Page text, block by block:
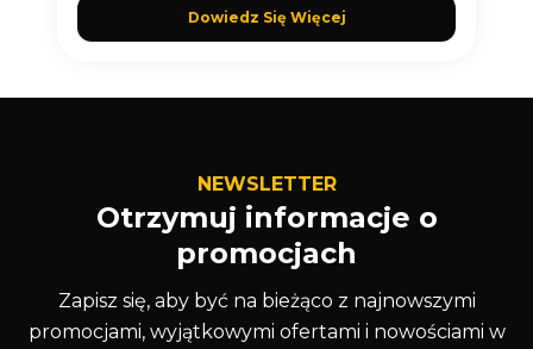
Dowiedz Się Więcej
NEWSLETTER
Otrzymuj informacje o
promocjach
Zapisz się, aby być na bieżąco z najnowszymi
promocjami, wyjątkowymi ofertami i nowościami w